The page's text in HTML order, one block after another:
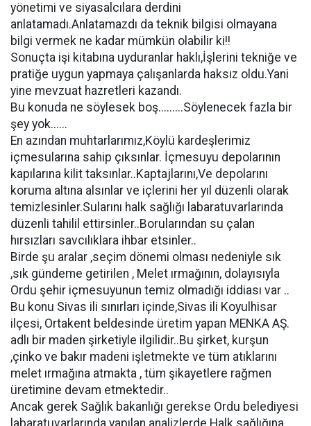
yönetimi ve siyasalcılara derdini
anlatamadı.Anlatamazdı da teknik bilgisi olmayana
bilgi vermek ne kadar mümkün olabilir ki!!
Sonuçta işi kitabına uyduranlar haklı,İşlerini tekniğe ve
pratiğe uygun yapmaya çalışanlarda haksız oldu.Yani
yine mevzuat hazretleri kazandı.
Bu konuda ne söylesek boş.........Söylenecek fazla bir
şey yok......
En azından muhtarlarımız,Köylü kardeşlerimiz
içmesularına sahip çıksınlar. İçmesuyu depolarının
kapılarına kilit taksınlar..Kaptajlarını,Ve depolarını
koruma altına alsınlar ve içlerini her yıl düzenli olarak
temizlesinler.Sularını halk sağlığı labaratuvarlarında
düzenli tahilil ettirsinler..Borularından su çalan
hırsızları savcılıklara ihbar etsinler..
Birde şu aralar ,seçim dönemi olması nedeniyle sık
,sık gündeme getirilen , Melet ırmağının, dolayısıyla
Ordu şehir içmesuyunun temiz olmadığı iddiası var ..
Bu konu Sivas ili sınırları içinde,Sivas ili Koyulhisar
ilçesi, Ortakent beldesinde üretim yapan MENKA AŞ.
adlı bir maden şirketiyle ilgilidir..Bu şirket, kurşun
,çinko ve bakır madeni işletmekte ve tüm atıklarını
melet ırmağına atmakta , tüm şikayetlere rağmen
üretimine devam etmektedir..
Ancak gerek Sağlık bakanlığı gerekse Ordu belediyesi
labaratuvarlarında yapılan analizlerde Halk sağlığına